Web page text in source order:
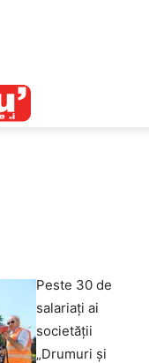
Peste 30 de
salariaţi ai
societăţii
„Drumuri şi